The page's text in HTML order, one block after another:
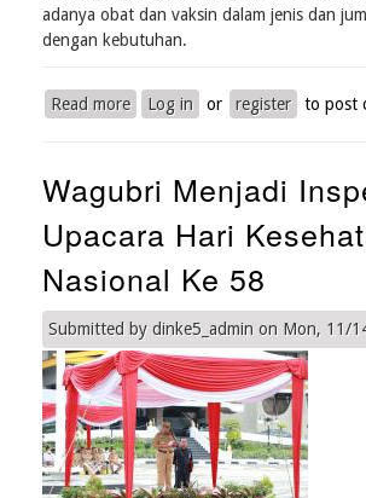
adanya obat dan vaksin dalam jenis dan
dengan kebutuhan.
Read moreabout
Zainal
Arifin
acara
pertemuan
Penyusunan
Rencanan
Kebutuan
Obat
(RKO)
Tahun
Anggaran
Log in or register to post
Wagubri Menjadi
Upacara Hari
Nasional Ke 58
Submitted by dinke5_admin on Mon, 11/